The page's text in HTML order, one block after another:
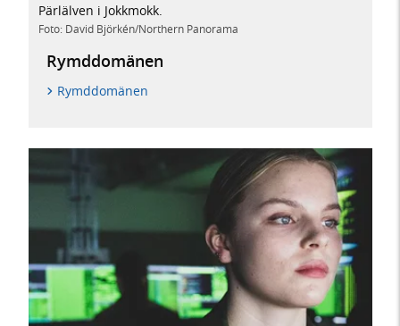
Pärlälven i Jokkmokk.
Foto: David Björkén/Northern Panorama
Rymddomänen
Rymddomänen